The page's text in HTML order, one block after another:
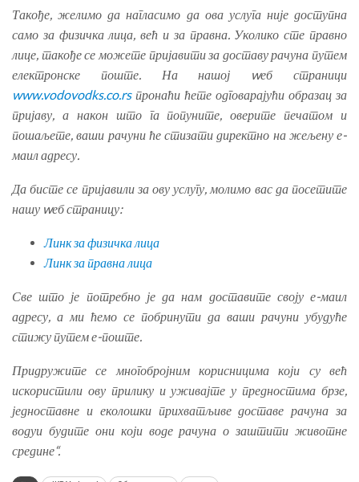
Такође, желимо да нагласимо да ова услуга није доступна
само за физичка лица, већ и за правна. Уколико сте правно
лице, такође се можете пријавити за доставу рачуна путем
електронске поште. На нашој wеб страници
www.vodovodks.co.rsпронаћи ћете одговарајући образац за
пријаву, а након што га попуните, оверите печатом и
пошаљете, ваши рачуни ће стизати директно на жељену е-
маил адресу.
Да бисте се пријавили за ову услугу, молимо вас да посетите
нашу wеб страницу:
Линк за физичка лица
Линк за правна лица
Све што је потребно је да нам доставите своју е-маил
адресу, а ми ћемо се побринути да ваши рачуни убудуће
стижу путем е-поште.
Придружите се многобројним корисницима који су већ
искористили ову прилику и уживајте у предностима брзе,
једноставне и еколошки прихватљиве доставе рачуна за
водуи будите они који воде рачуна о заштити животне
средине“.